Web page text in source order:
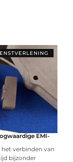
EMI-
het verbinden van
bijzonder